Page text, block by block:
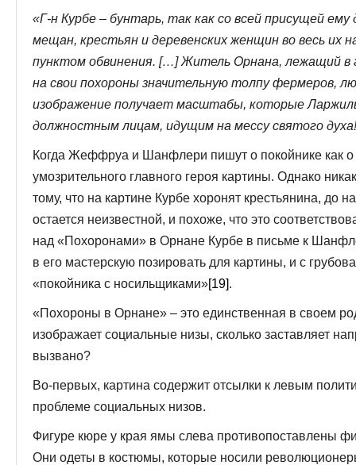
«Г-н Курбе – бунтарь, так как со всей присущей
мещан, крестьян и деревенских женщин во весь
пунктом обвинения. […] Житель Орнана, лежащий в
на свои похороны значительную толпу фермеров,
изображение получает масштабы, которые
должностным лицам, идущим на мессу святого
Когда Жеффруа и Шанфлери пишут о покойнике как о
умозрительного главного героя картины. Однако
тому, что на картине Курбе хоронят крестьянина, до
остается неизвестной, и похоже, что это
над «Похоронами» в Орнане Курбе в письме к
в его мастерскую позировать для картины, и с
«покойника с носильщиками»[19].
«Похороны в Орнане» – это единственная в своем
изображает социальные низы, сколько заставляет
вызвано?
Во-первых, картина содержит отсылки к левым
проблеме социальных низов.
Фигуре кюре у края ямы слева противопоставлены
Они одеты в костюмы, которые носили